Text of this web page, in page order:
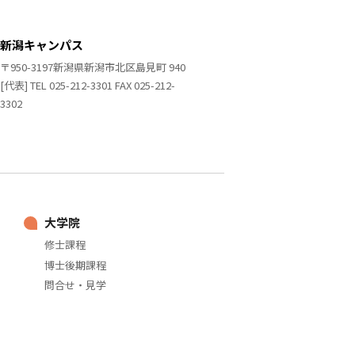
新潟キャンパス
〒950-3197新潟県新潟市北区島見町 940
[代表] TEL 025-212-3301 FAX 025-212-
3302
大学院
修士課程
博士後期課程
問合せ・見学